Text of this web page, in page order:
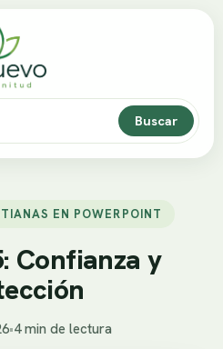
Buscar
EN POWERPOINT
Confianza y
•4 min de lectura